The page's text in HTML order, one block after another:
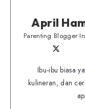
April
Parenting Blogger
on
me
on
Ibu-ibu biasa
kulineran, dan